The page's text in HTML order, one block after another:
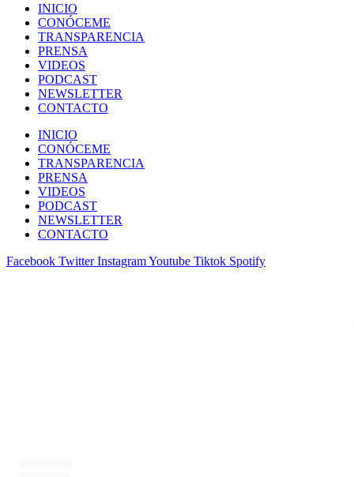
INICIO
CONÓCEME
TRANSPARENCIA
PRENSA
VIDEOS
PODCAST
NEWSLETTER
CONTACTO
INICIO
CONÓCEME
TRANSPARENCIA
PRENSA
VIDEOS
PODCAST
NEWSLETTER
CONTACTO
Facebook Twitter InstagramYoutube Tiktok Spotify